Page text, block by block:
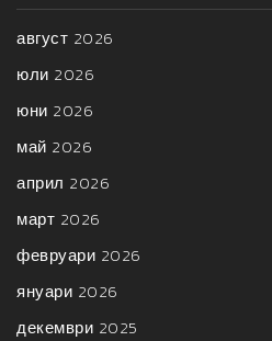
август 2026
юли 2026
юни 2026
май 2026
април 2026
март 2026
февруари 2026
януари 2026
декември 2025